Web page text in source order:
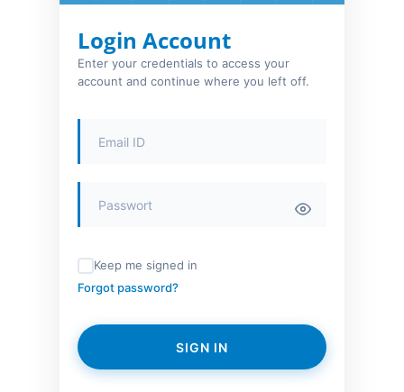
Login Account
Enter your credentials to access your
account and continue where you left off.
Keep me signed in
Forgot password?
SIGN IN